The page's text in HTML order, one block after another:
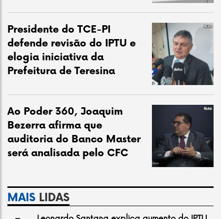
Presidente do TCE-PI
defende revisão do IPTU e
elogia iniciativa da
Prefeitura de Teresina
Ao Poder 360, Joaquim
Bezerra afirma que
auditoria do Banco Master
será analisada pelo CFC
MAIS LIDAS